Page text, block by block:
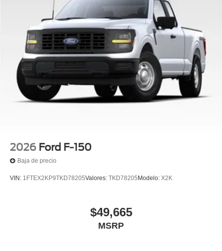
2026 Ford F-150
Baja de precio
VIN: 1FTEX2KP9TKD78205Valores: TKD78205 Modelo: X2K
$49,665
MSRP